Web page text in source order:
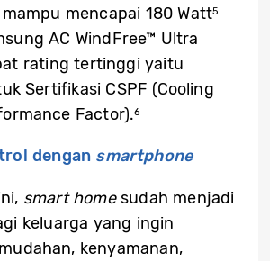
mencapai 180 Watt5
AC WindFree™ Ultra
rating tertinggi yaitu
Sertifikasi CSPF (Cooling
Factor).6
dengan smartphone
smart homesudah menjadi
keluarga yang ingin
kenyamanan,